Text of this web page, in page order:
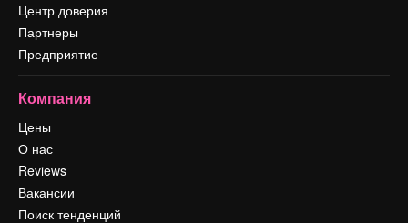
Центр доверия
Партнеры
Предприятие
Компания
Цены
О нас
Reviews
Вакансии
Поиск тенденций